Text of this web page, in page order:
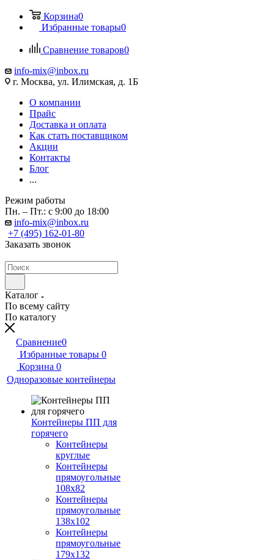
Корзина0
Избранные товары0
Сравнение товаров0
info-mix@inbox.ru
г. Москва, ул. Илимская, д. 1Б
О компании
Прайс
Доставка и оплата
Как стать поставщиком
Акции
Контакты
Блог
...
Режим работы
Пн. – Пт.: с 9:00 до 18:00
info-mix@inbox.ru
+7 (495) 162-01-80
Заказать звонок
Каталог
По всему сайту
По каталогу
Сравнение0
Избранные товары 0
Корзина 0
Одноразовые контейнеры
Контейнеры ПП для
горячего
Контейнеры
круглые
Контейнеры
прямоугольные
108х82
Контейнеры
прямоугольные
138х102
Контейнеры
прямоугольные
179х132